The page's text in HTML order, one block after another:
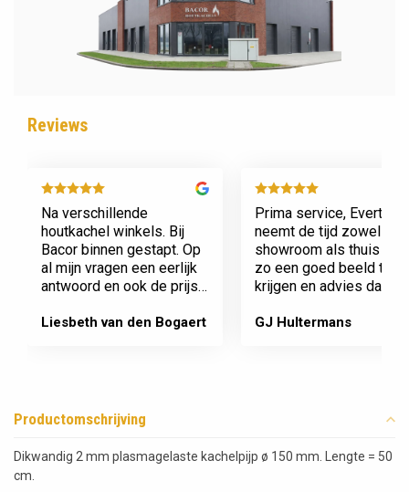
Reviews
Na verschillende
houtkachel winkels. Bij
Bacor binnen gestapt. Op
al mijn vragen een eerlijk
antwoord en ook de prijs
Afspraak is afspraak geen
Liesbeth van den Bogaert
Prima service, Evert
neemt de tijd zowel in
showroom als thuis om
zo een goed beeld te
krijgen en advies daarop
nieuwe kachel. Komt
GJ Hultermans
Productomschrijving
Dikwandig 2 mm plasmagelaste kachelpijp ø 150 mm. Lengte = 50
cm.